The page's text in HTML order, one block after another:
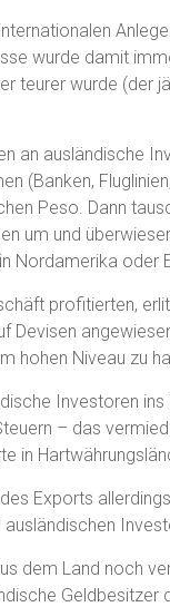
wurde damit
teurer wurde (der
an ausländische
(Banken,
Peso. Dann
um und
Nordamerika oder
profitierten,
Devisen
hohen Niveau zu
Investoren
– das
in
Exports
dem Land noch
Geldbesitzer